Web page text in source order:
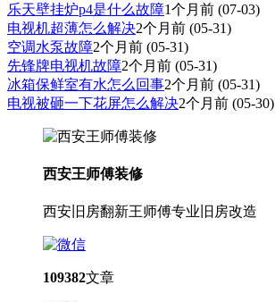
乐天壁挂炉p4是什么故障1个月前 (07-03)
电视机超薄怎么解决2个月前 (05-31)
空调水泵故障2个月前 (05-31)
先锋牌电视机故障2个月前 (05-31)
冰箱保鲜室有水怎么回事2个月前 (05-31)
电视被砸一下花屏怎么解决2个月前 (05-30)
西安王师傅装修
西安旧房翻新王师傅专业旧房改造
109382文章